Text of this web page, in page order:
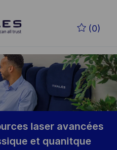
(0)
laser avancées
et quanitque